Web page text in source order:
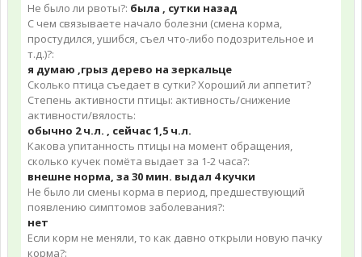
Не было ли рвоты?: была , сутки назад
С чем связываете начало болезни (смена корма,
простудился, ушибся, съел что-либо подозрительное и
т.д.)?:
я думаю ,грыз дерево на зеркальце
Сколько птица съедает в сутки? Хороший ли аппетит?
Степень активности птицы: активность/снижение
активности/вялость:
обычно 2 ч.л. , сейчас 1,5 ч.л.
Какова упитанность птицы на момент обращения,
сколько кучек помёта выдает за 1-2 часа?:
внешне норма, за 30 мин. выдал 4 кучки
Не было ли смены корма в период, предшествующий
появлению симптомов заболевания?:
нет
Если корм не меняли, то как давно открыли новую пачку
корма?: